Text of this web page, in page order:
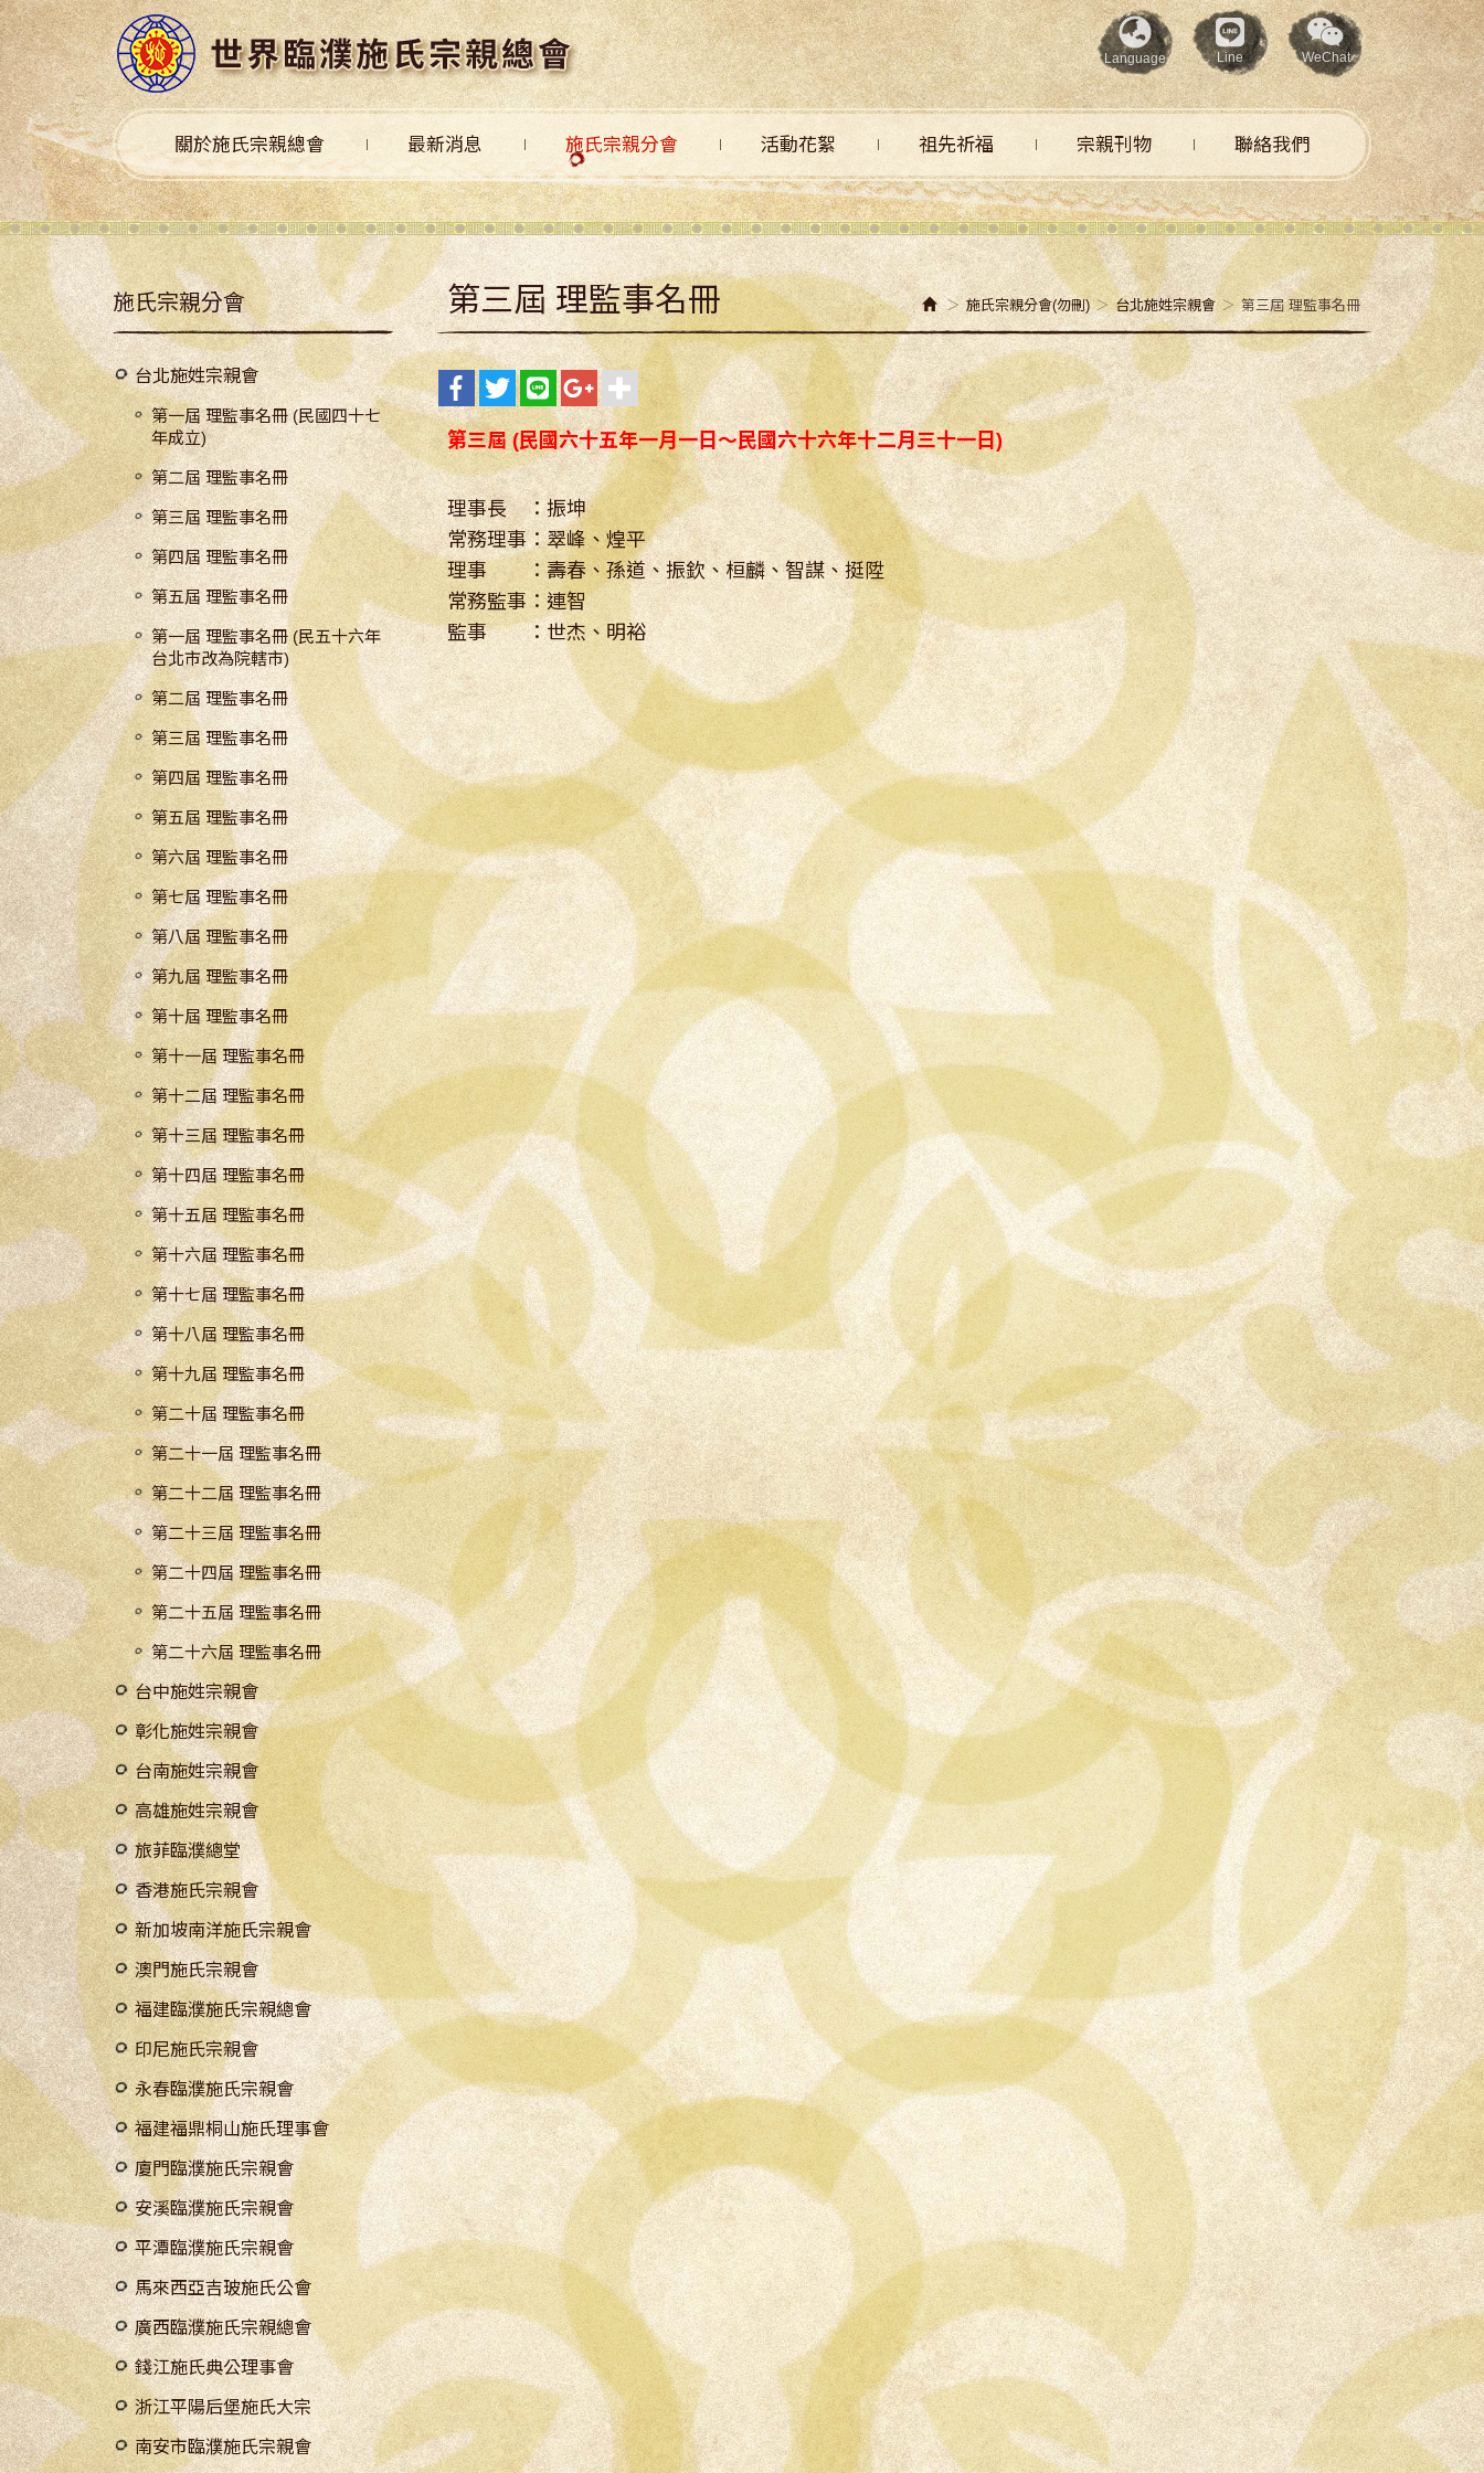
關於施氏宗親總會 最新消息 施氏宗親分會 活動花絮 祖先祈福 宗親刊物 聯絡我們
Language Line WeChat
施氏宗親分會
台北施姓宗親會
第一屆 理監事名冊 (民國四十七
年成立)
第二屆 理監事名冊
第三屆 理監事名冊
第四屆 理監事名冊
第五屆 理監事名冊
第一屆 理監事名冊 (民五十六年
台北市改為院轄市)
第二屆 理監事名冊
第三屆 理監事名冊
第四屆 理監事名冊
第五屆 理監事名冊
第六屆 理監事名冊
第七屆 理監事名冊
第八屆 理監事名冊
第九屆 理監事名冊
第十屆 理監事名冊
第十一屆 理監事名冊
第十二屆 理監事名冊
第十三屆 理監事名冊
第十四屆 理監事名冊
第十五屆 理監事名冊
第十六屆 理監事名冊
第十七屆 理監事名冊
第十八屆 理監事名冊
第十九屆 理監事名冊
第二十屆 理監事名冊
第二十一屆 理監事名冊
第二十二屆 理監事名冊
第二十三屆 理監事名冊
第二十四屆 理監事名冊
第二十五屆 理監事名冊
第二十六屆 理監事名冊
台中施姓宗親會
彰化施姓宗親會
台南施姓宗親會
高雄施姓宗親會
旅菲臨濮總堂
香港施氏宗親會
新加坡南洋施氏宗親會
澳門施氏宗親會
福建臨濮施氏宗親總會
印尼施氏宗親會
永春臨濮施氏宗親會
福建福鼎桐山施氏理事會
廈門臨濮施氏宗親會
安溪臨濮施氏宗親會
平潭臨濮施氏宗親會
馬來西亞吉玻施氏公會
廣西臨濮施氏宗親總會
錢江施氏典公理事會
浙江平陽后堡施氏大宗
南安市臨濮施氏宗親會
施氏宗親分會(勿刪) 台北施姓宗親會 第三屆 理監事名冊
第三屆 理監事名冊
第三屆 (民國六十五年一月一日～民國六十六年十二月三十一日)
理事長 ：振坤
常務理事：翠峰、煌平
理事 ：壽春、孫道、振欽、桓麟、智謀、挺陞
常務監事：連智
監事 ：世杰、明裕